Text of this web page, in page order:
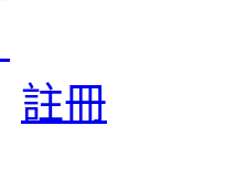
註冊